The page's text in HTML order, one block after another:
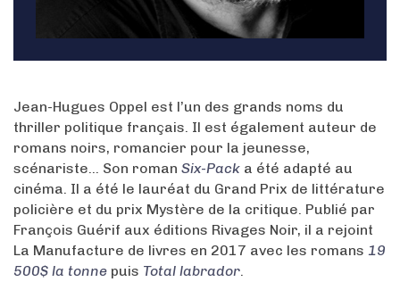
Jean-Hugues Oppel est l’un des grands noms du
thriller politique français. Il est également auteur de
romans noirs, romancier pour la jeunesse,
scénariste... Son roman Six-Pack a été adapté au
cinéma. Il a été le lauréat du Grand Prix de littérature
policière et du prix Mystère de la critique. Publié par
François Guérif aux éditions Rivages Noir, il a rejoint
La Manufacture de livres en 2017 avec les romans 19
500$ la tonne puis Total labrador